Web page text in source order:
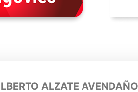
ALZATE AVENDAÑO